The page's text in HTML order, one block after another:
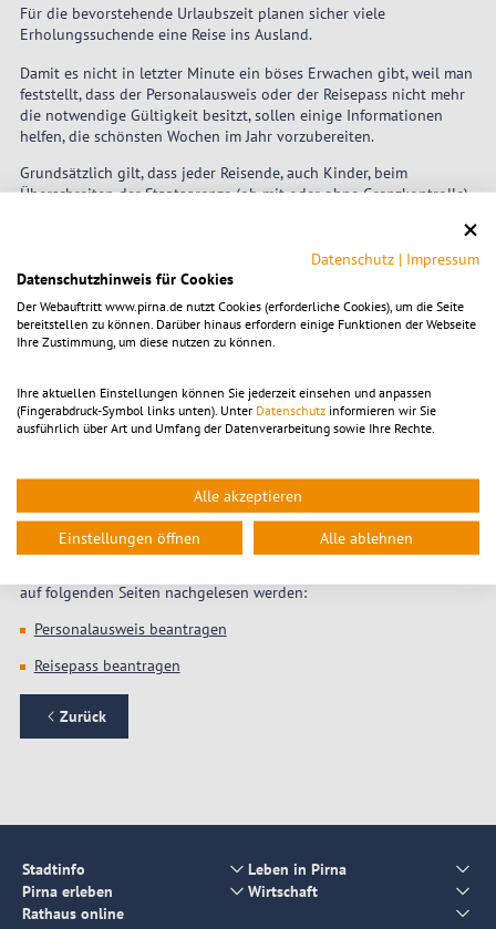
Für die bevorstehende Urlaubszeit planen sicher viele
Erholungssuchende eine Reise ins Ausland.
Damit es nicht in letzter Minute ein böses Erwachen gibt, weil man
feststellt, dass der Personalausweis oder der Reisepass nicht mehr
die notwendige Gültigkeit besitzt, sollen einige Informationen
helfen, die schönsten Wochen im Jahr vorzubereiten.
Grundsätzlich gilt, dass jeder Reisende, auch Kinder, beim
Überschreiten der Staatsgrenze (ob mit oder ohne Grenzkontrolle)
Dabei liegt es in der eigenen Verantwortung, sich rechtzeitig
darüber zu informieren, welches Dokument für die Einreise in das
gefordert wird.
Die Passbehörden erteilen keine verbindlichen Auskünfte über die
ausländischer Staaten.
Alle erforderlichen Informationen erhält man bei der Buchung
gibt es die Möglichkeit, umfangreiche Reiseinformationen zu jedem
Land einzuholen.
Welche Unterlagen für die Neubeantragung eines
auf folgenden Seiten nachgelesen werden:
Personalausweis beantragen
Reisepass beantragen
Zurück
Stadtinfo
Leben in Pirna
Pirna erleben
Wirtschaft
Rathaus online
Datenschutz | Impressum
Datenschutzhinweis für Cookies
Der Webauftritt www.pirna.de nutzt Cookies (erforderliche Cookies), um die Seite
bereitstellen zu können. Darüber hinaus erfordern einige Funktionen der Webseite
Ihre Zustimmung, um diese nutzen zu können.
Ihre aktuellen Einstellungen können Sie jederzeit einsehen und anpassen
(Fingerabdruck-Symbol links unten). Unter Datenschutz informieren wir Sie
ausführlich über Art und Umfang der Datenverarbeitung sowie Ihre Rechte.
Alle akzeptieren
Einstellungen öffnen Alle ablehnen